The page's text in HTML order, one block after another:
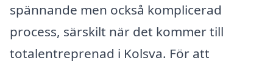
spännande men också komplicerad
process, särskilt när det kommer till
totalentreprenad i Kolsva. För att